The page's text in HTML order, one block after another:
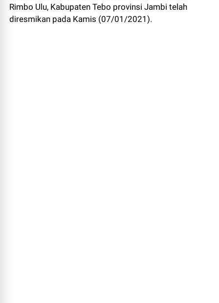
Rimbo Ulu, Kabupaten Tebo provinsi Jambi telah
diresmikan pada Kamis (07/01/2021).